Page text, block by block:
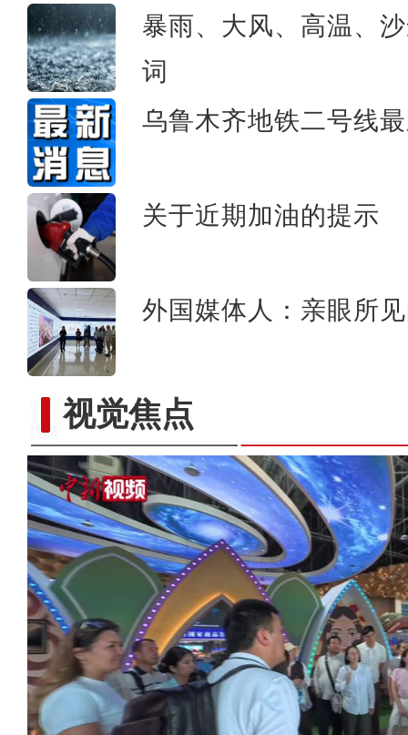
暴雨、大风、高温、
词
乌鲁木齐地铁二号线
关于近期加油的提示
外国媒体人：亲眼所
视觉焦点新疆军区某团组织炮兵分